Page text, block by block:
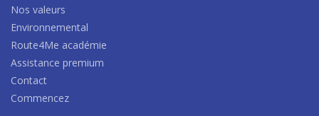
Nos valeurs
Environnemental
Route4Me académie
Assistance premium
Contact
Commencez